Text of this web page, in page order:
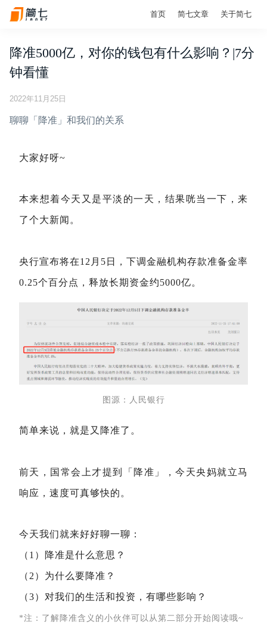
首页 简七文章 关于简七
降准5000亿，对你的钱包有什么影响？|7分
钟看懂
2022年11月25日
聊聊「降准」和我们的关系
大家好呀~
本来想着今天又是平淡的一天，结果咣当一下，来
了个大新闻。
央行宣布将在12月5日，下调金融机构存款准备金率
0.25个百分点，释放长期资金约5000亿。
图源：人民银行
简单来说，就是又降准了。
前天，国常会上才提到「降准」，今天央妈就立马
响应，速度可真够快的。
今天我们就来好好聊一聊：
（1）降准是什么意思？
（2）为什么要降准？
（3）对我们的生活和投资，有哪些影响？
*注：了解降准含义的小伙伴可以从第二部分开始阅读哦~